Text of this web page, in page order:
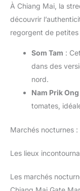
À Chiang Mai, la
découvrir
regorgent de
Som Tam :
dans des
nord.
Nam Prik Ong
tomates,
Marchés nocturnes
Les lieux
Les marchés